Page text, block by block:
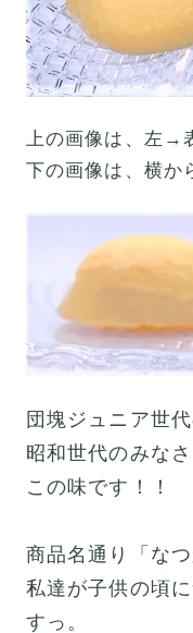
上の画像は、
下の画像は、横か
団塊ジュニア世
昭和世代のみなさ
この味です！！
商品名通り「な
私達が子供の頃
すっ。